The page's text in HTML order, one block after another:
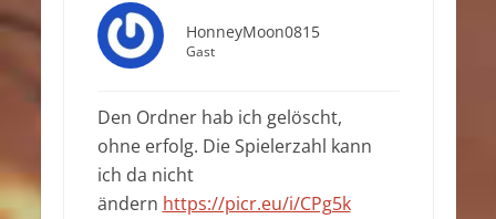
HonneyMoon0815
Gast
Den Ordner hab ich gelöscht,
ohne erfolg. Die Spielerzahl kann
ich da nicht
ändern https://picr.eu/i/CPg5k